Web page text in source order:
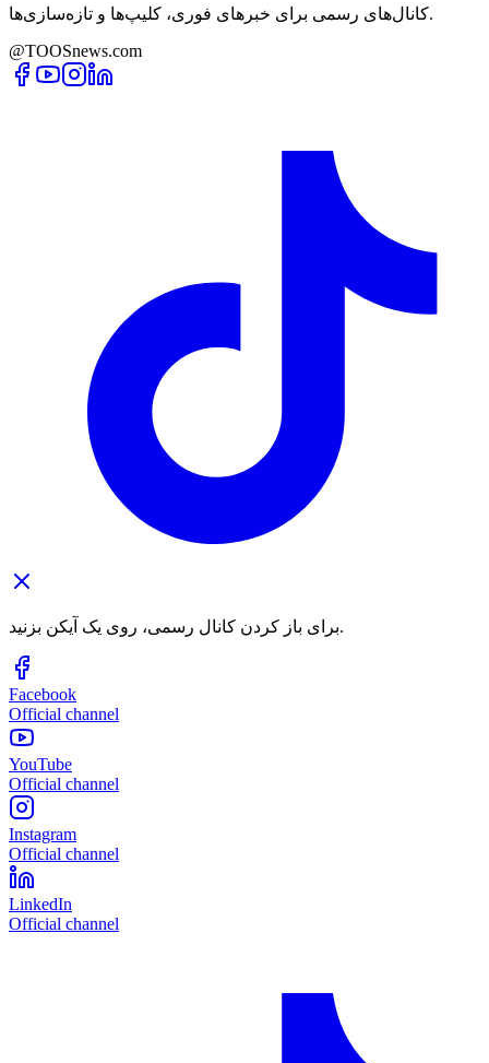
کانال‌های رسمی برای خبرهای فوری، کلیپ‌ها و تازه‌سازی‌ها.
@TOOSnews.com
برای باز کردن کانال رسمی، روی یک آیکن بزنید.
Facebook
Official channel
YouTube
Official channel
Instagram
Official channel
LinkedIn
Official channel